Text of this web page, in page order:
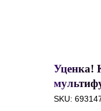
Уценка!
Hoco
SKU: